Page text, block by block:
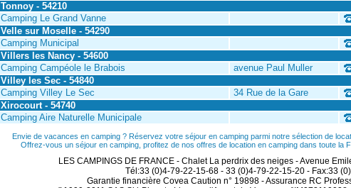
Tonnoy - 54210
Camping Le Grand Vanne
Velle sur Moselle - 54290
Camping Municipal
Villers les Nancy - 54600
Camping Campéole le Brabois
avenue Paul Muller
Villey les Sec - 54840
Camping Villey Le Sec
34 Rue de la Gare
Xirocourt - 54740
Camping Aire Naturelle Municipale
Envie de vacances en camping ? Réservez votre séjour en camping parmi notre sélection de
Offrez-vous un séjour en camping, profitez de nos offres de location en camping dans toute la
LES CAMPINGS DE FRANCE - Chalet La perdrix des neiges - Avenue
Tél:33 (0)4-79-22-15-68 - 33 (0)4-79-22-15-20 - Fax:33
Garantie financière Covea Caution n° 19898 - Assurance RC